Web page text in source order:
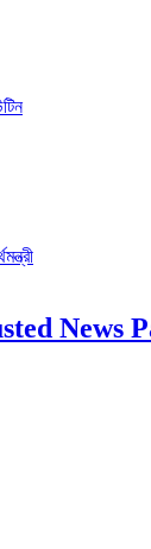
News